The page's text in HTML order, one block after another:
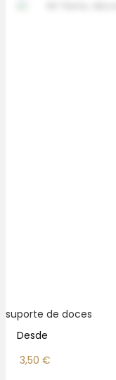
suporte de doces
Desde
3,50 €